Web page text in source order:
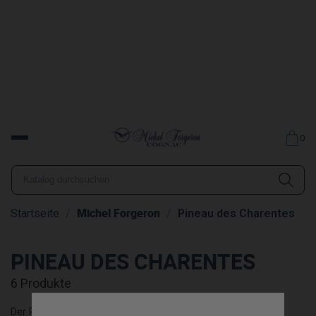
0
Startseite Michel Forgeron Pineau des Charentes
PINEAU DES CHARENTES
6 Produkte
Der Pineau des Charentes, eine Mischung aus frischem